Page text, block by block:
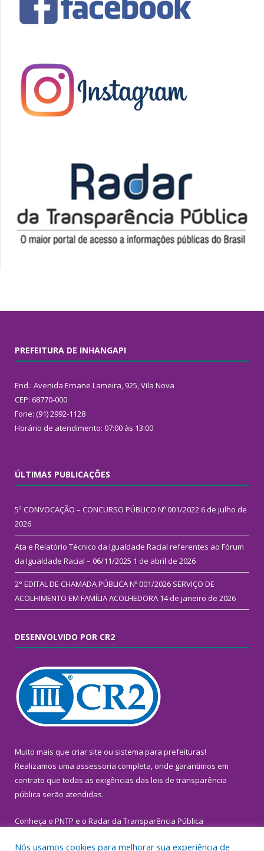
PREFEITURA DE INHANGAPI
End.: Avenida Ernane Lameira, 925, Vila Nova
CEP: 68770-000
Fone: (91) 2992-1128
Horário de atendimento: 07:00 às 13:00
ÚLTIMAS PUBLICAÇÕES
5ª CONVOCAÇÃO – CONCURSO PÚBLICO Nº 001/2022 6 de julho de
2026
Ata e Relatório Técnico da Igualdade Racial referentes ao Fórum
da Igualdade Racial – 06/11/2025 1 de abril de 2026
2° EDITAL DE CHAMADA PÚBLICA Nº 001/2026 SERVIÇO DE
ACOLHIMENTO EM FAMÍLIA ACOLHEDORA 14 de janeiro de 2026
DESENVOLVIDO POR CR2
Muito mais que criar site ou sistema para prefeituras!
Realizamos uma assessoria completa, onde garantimos em
contrato que todas as exigências das leis de transparência
pública serão atendidas.
Conheça o PNTP e o Radar da Transparência Pública
Nós usamos cookies para melhorar sua experiência de